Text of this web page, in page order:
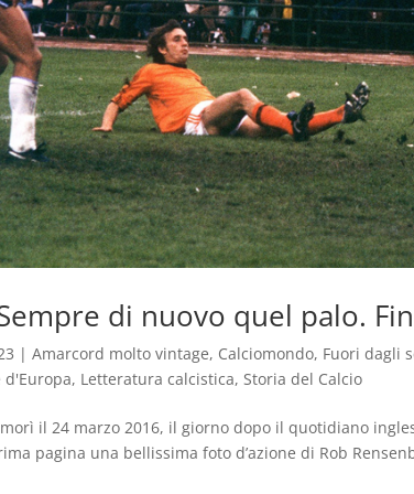
di nuovo quel palo.
|Amarcord molto vintage, Calciomondo, Fuori dagli
d'Europa, Letteratura calcistica,Storia del Calcio
il 24 marzo 2016, il giorno dopo il quotidiano
pagina una bellissima foto d’azione di Rob